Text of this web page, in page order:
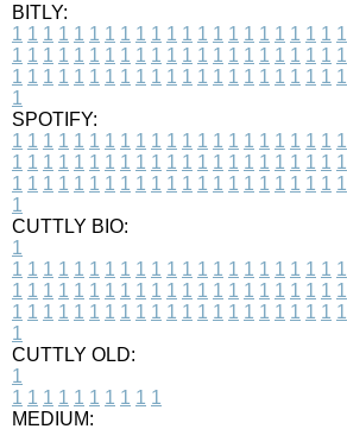
BITLY:
1 1 1 1 1 1 1 1 1 1 1 1 1 1 1 1 1 1 1 1 1 1
1 1 1 1 1 1 1 1 1 1 1 1 1 1 1 1 1 1 1 1 1 1
1 1 1 1 1 1 1 1 1 1 1 1 1 1 1 1 1 1 1 1 1 1
1
SPOTIFY:
1 1 1 1 1 1 1 1 1 1 1 1 1 1 1 1 1 1 1 1 1 1
1 1 1 1 1 1 1 1 1 1 1 1 1 1 1 1 1 1 1 1 1 1
1 1 1 1 1 1 1 1 1 1 1 1 1 1 1 1 1 1 1 1 1 1
1
CUTTLY BIO:
1
1 1 1 1 1 1 1 1 1 1 1 1 1 1 1 1 1 1 1 1 1 1
1 1 1 1 1 1 1 1 1 1 1 1 1 1 1 1 1 1 1 1 1 1
1 1 1 1 1 1 1 1 1 1 1 1 1 1 1 1 1 1 1 1 1 1
1
CUTTLY OLD:
1
1 1 1 1 1 1 1 1 1 1
MEDIUM: